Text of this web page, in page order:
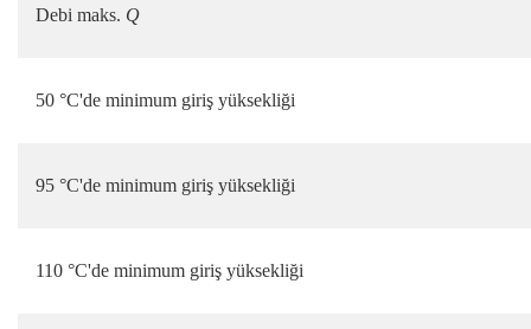
Debi maks. Q
50 °C'de minimum giriş yüksekliği
95 °C'de minimum giriş yüksekliği
110 °C'de minimum giriş yüksekliği